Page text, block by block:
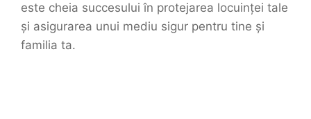
este cheia succesului în protejarea locuinței tale
și asigurarea unui mediu sigur pentru tine și
familia ta.